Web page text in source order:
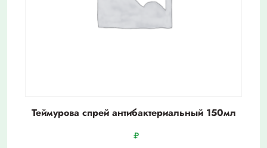
Теймурова спрей антибактериальный 150мл
₽